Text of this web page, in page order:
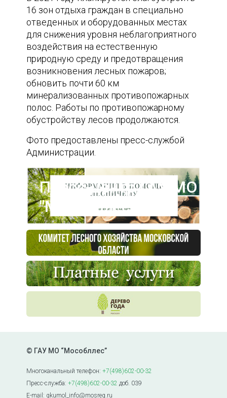
16 зон отдыха граждан в специально
отведенных и оборудованных местах
для снижения уровня неблагоприятного
воздействия на естественную
природную среду и предотвращения
возникновения лесных пожаров;
обновить почти 60 км
минерализованных противопожарных
полос. Работы по противопожарному
обустройству лесов продолжаются.
Фото предоставлены пресс-службой
Администрации.
Пресс-центр ГАУ МО
"Мособллес"
© ГАУ МО “Мособллес”
Многоканальный телефон:+7(498)602-00-32
Пресс-служба:+7(498)602-00-32 доб. 039
E-mail: gkumol_info@mosreg.ru